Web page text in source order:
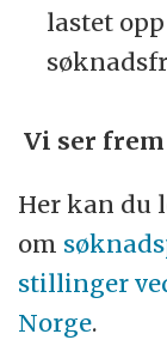
lastet
Vi ser
Her kan du
om
stillinger
Norge.